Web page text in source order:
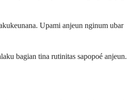
Upami anjeun nginum ubar
bagian tina rutinitas sapopoé anjeun.